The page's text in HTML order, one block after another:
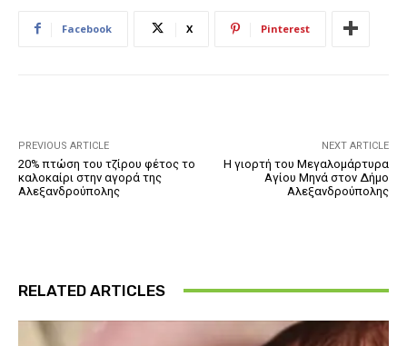
Facebook X Pinterest
PREVIOUS ARTICLE
20% πτώση του τζίρου φέτος το
καλοκαίρι στην αγορά της
Αλεξανδρούπολης
NEXT ARTICLE
Η γιορτή του Μεγαλομάρτυρα
Αγίου Μηνά στον Δήμο
Αλεξανδρούπολης
RELATED ARTICLES